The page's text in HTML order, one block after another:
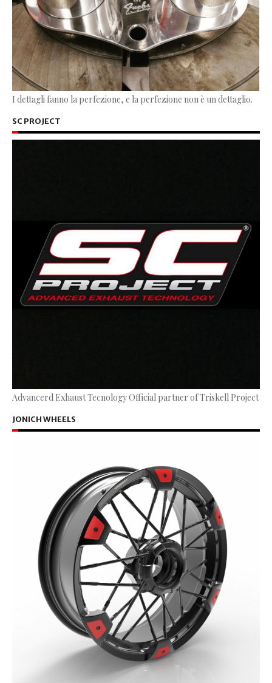
I dettagli fanno la perfezione, e la perfezione non è un dettaglio.
SC PROJECT
Advancerd Exhaust Tecnology Official partner of Triskell Project
JONICH WHEELS